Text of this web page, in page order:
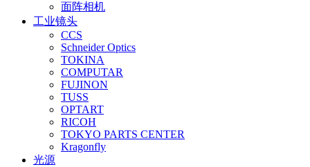
面阵相机
工业镜头
CCS
Schneider Optics
TOKINA
COMPUTAR
FUJINON
TUSS
OPTART
RICOH
TOKYO PARTS CENTER
Kragonfly
光源